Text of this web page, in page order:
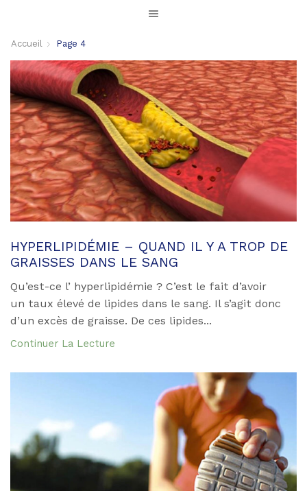
Accueil Page 4
HYPERLIPIDÉMIE – QUAND IL Y A TROP DE
GRAISSES DANS LE SANG
Qu’est-ce l’ hyperlipidémie ? C’est le fait d’avoir
un taux élevé de lipides dans le sang. Il s’agit donc
d’un excès de graisse. De ces lipides...
Continuer La Lecture